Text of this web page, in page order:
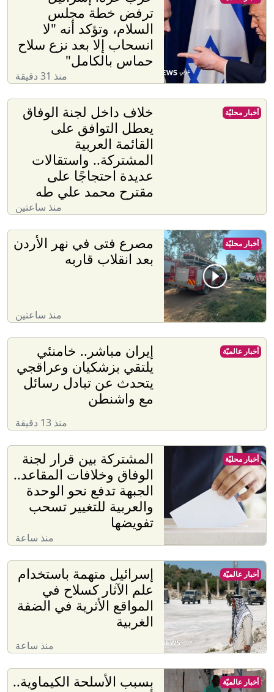
ترفض خطة مجلس
السلام، وتؤكد أنه "لا
انسحاب إلا بعد نزع سلاح
حماس بالكامل"
منذ 31 دقيقة
خلاف داخل لجنة الوفاق
يعطل التوافق على
القائمة العربية
المشتركة.. واستقالات
عديدة احتجاجًا على
مقترح محمد علي طه
منذ ساعتين
أخبار محليّة
مصرع فتى في نهر الأردن
بعد انقلاب قاربه
منذ ساعتين
أخبار محليّة
إيران مباشر.. خامنئي
يلتقي بزشكيان وعراقجي
يتحدث عن تبادل رسائل
مع واشنطن
منذ 13 دقيقة
أخبار عالميّة
المشتركة بين قرار لجنة
الوفاق وخلافات المقاعد..
الجبهة تدفع نحو الوحدة
والعربية للتغيير تسحب
تفويضها
منذ ساعة
أخبار محليّة
إسرائيل متهمة باستخدام
علم الآثار كسلاح في
المواقع الأثرية في الضفة
الغربية
منذ ساعة
أخبار عالميّة
بسبب الأسلحة الكيماوية..
أخبار عالميّة